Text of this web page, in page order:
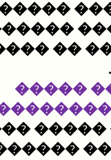
���
����
� ���
���
�����